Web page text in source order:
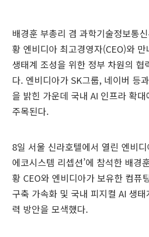
배경훈 부총리 겸 과학기술정보통
황 엔비디아 최고경영자(CEO)와
생태계 조성을 위한 정부 차원의 협
다. 엔비디아가 SK그룹, 네이버 등
을 밝힌 가운데 국내 AI 인프라 확대
주목된다.
8일 서울 신라호텔에서 열린 엔비디
에코시스템 리셉션’에 참석한 배경
황 CEO와 엔비디아가 보유한 컴퓨
구축 가속화 및 국내 피지컬 AI 생
력 방안을 모색했다.